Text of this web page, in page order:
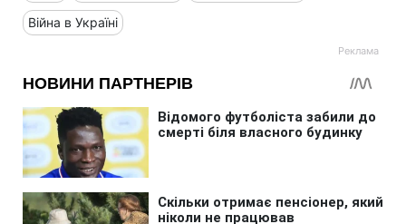
Війна в Україні